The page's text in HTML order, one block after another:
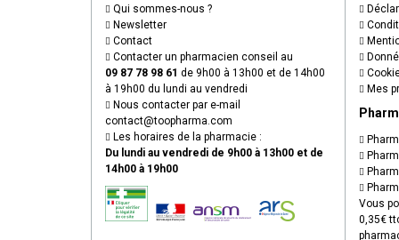
Qui sommes-nous ?
Newsletter
Contact
Contacter un pharmacien conseil au
09 87 78 98 61 de 9h00 à 13h00 et de 14h00
à 19h00 du lundi au vendredi
Nous contacter par e-mail
contact@toopharma.com
Les horaires de la pharmacie :
Du lundi au vendredi de 9h00 à 13h00 et de
14h00 à 19h00
Mes
Vous
0,35€